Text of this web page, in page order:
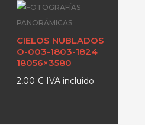
CIELOS NUBLADOS
O-003-1803-1824
18056×3580
2,00 € IVA incluido